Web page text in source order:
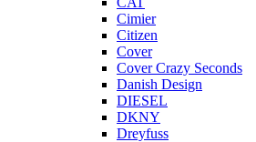
Cimier
Citizen
Cover
Cover Crazy Seconds
Danish Design
DIESEL
DKNY
Dreyfuss